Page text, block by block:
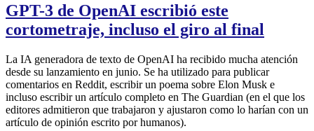
GPT-3 de OpenAI escribió este
cortometraje, incluso el giro al final
La IA generadora de texto de OpenAI ha recibido mucha atención
desde su lanzamiento en junio. Se ha utilizado para publicar
comentarios en Reddit, escribir un poema sobre Elon Musk e
incluso escribir un artículo completo en The Guardian (en el que los
editores admitieron que trabajaron y ajustaron como lo harían con un
artículo de opinión escrito por humanos).